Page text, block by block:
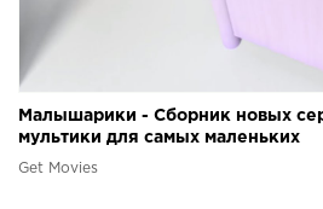
Малышарики - Сборник новых
мультики для самых маленьких
Get Movies